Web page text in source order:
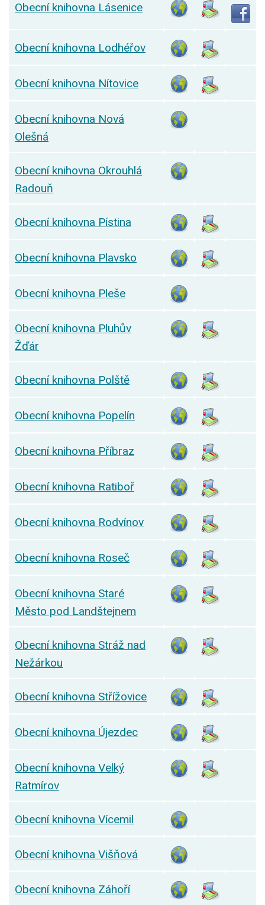
Obecní knihovna Lásenice
Obecní knihovna Lodhéřov
Obecní knihovna Nítovice
Obecní knihovna Nová
Olešná
Obecní knihovna Okrouhlá
Radouň
Obecní knihovna Pístina
Obecní knihovna Plavsko
Obecní knihovna Pleše
Obecní knihovna Pluhův
Žďár
Obecní knihovna Polště
Obecní knihovna Popelín
Obecní knihovna Příbraz
Obecní knihovna Ratiboř
Obecní knihovna Rodvínov
Obecní knihovna Roseč
Obecní knihovna Staré
Město pod Landštejnem
Obecní knihovna Stráž nad
Nežárkou
Obecní knihovna Střížovice
Obecní knihovna Újezdec
Obecní knihovna Velký
Ratmírov
Obecní knihovna Vícemil
Obecní knihovna Višňová
Obecní knihovna Záhoří